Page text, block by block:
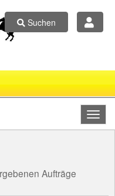
Suchen
Aufträge